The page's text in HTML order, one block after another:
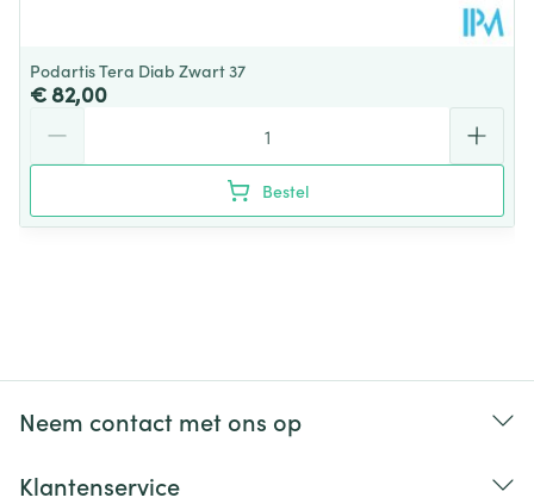
Podartis Tera Diab Zwart 37
€ 82,00
Bestel
Neem contact met ons op
Klantenservice